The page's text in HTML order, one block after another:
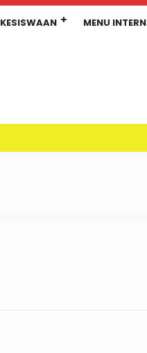
KESISWAAN MENU INTERN